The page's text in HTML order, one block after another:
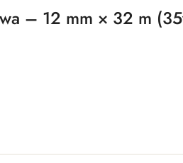
– 12 mm × 32 m